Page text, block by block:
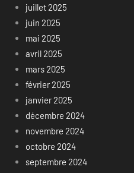
juillet 2025
juin 2025
mai 2025
avril 2025
mars 2025
février 2025
janvier 2025
décembre 2024
novembre 2024
octobre 2024
septembre 2024